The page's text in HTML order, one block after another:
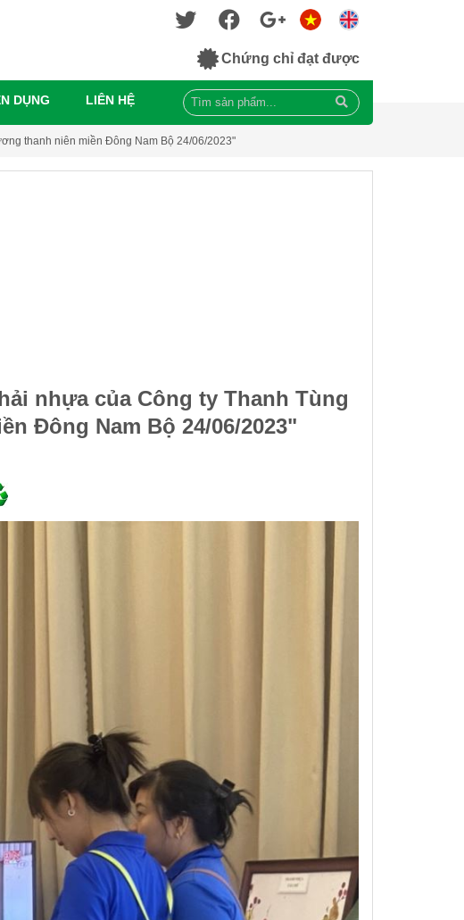
Chứng chỉ đạt được
DỤNG LIÊN HỆ
thanh niên miền Đông Nam Bộ 24/06/2023"
nhựa của Công ty Thanh Tùng
Đông Nam Bộ 24/06/2023"